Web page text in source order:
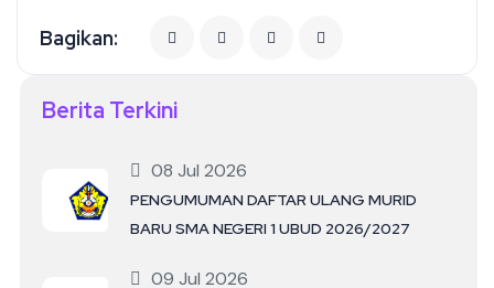
Bagikan:
Berita Terkini
08 Jul 2026
PENGUMUMAN DAFTAR ULANG MURID
BARU SMA NEGERI 1 UBUD 2026/2027
09 Jul 2026